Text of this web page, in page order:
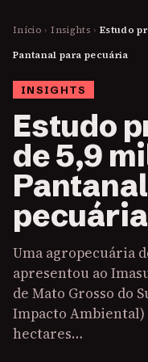
Início › Insights › Estudo
Pantanal para pecuária
INSIGHTS
Estudo
de 5,9
pecuária
Uma agropecuária
apresentou ao
de Mato Grosso do
Impacto Ambiental)
hectares…